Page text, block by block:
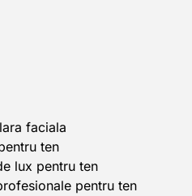
faciala
ten
lux pentru ten
pentru ten